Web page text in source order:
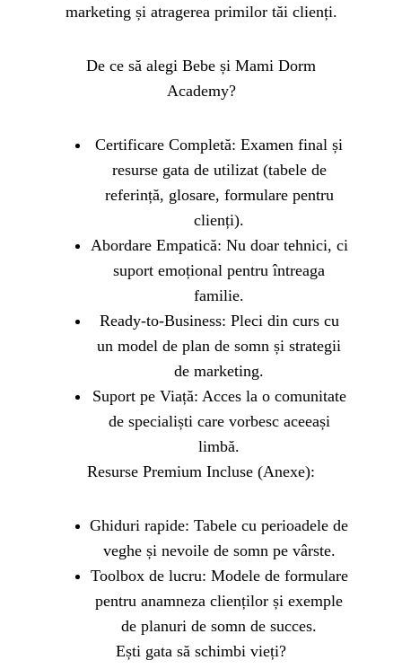
marketing și atragerea primilor tăi clienți.
De ce să alegi Bebe și Mami Dorm
Academy?
Certificare Completă: Examen final și
resurse gata de utilizat (tabele de
referință, glosare, formulare pentru
clienți).
Abordare Empatică: Nu doar tehnici, ci
suport emoțional pentru întreaga
familie.
Ready-to-Business: Pleci din curs cu
un model de plan de somn și strategii
de marketing.
Suport pe Viață: Acces la o comunitate
de specialiști care vorbesc aceeași
limbă.
Resurse Premium Incluse (Anexe):
Ghiduri rapide: Tabele cu perioadele de
veghe și nevoile de somn pe vârste.
Toolbox de lucru: Modele de formulare
pentru anamneza clienților și exemple
de planuri de somn de succes.
Ești gata să schimbi vieți?